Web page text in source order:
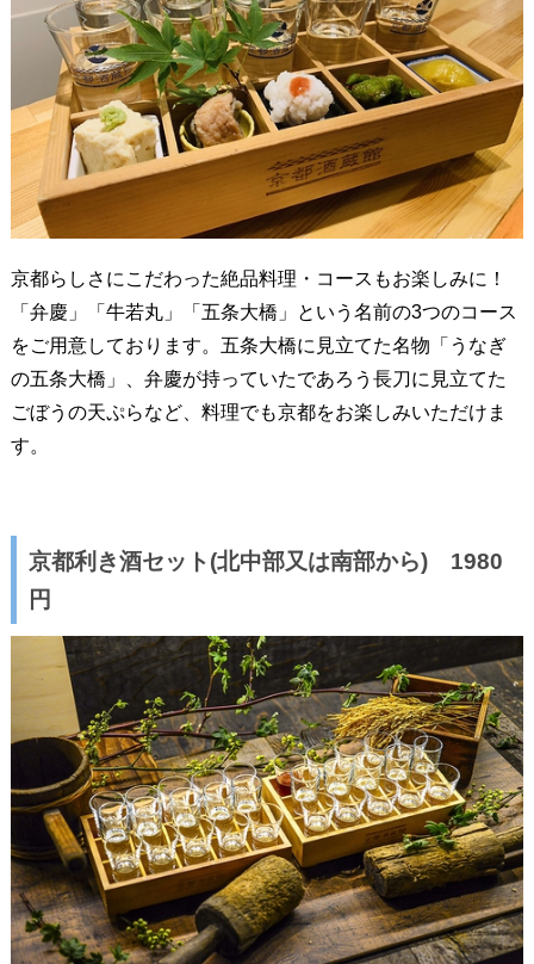
京都らしさにこだわった絶品料理・コースもお楽しみに！
「弁慶」「牛若丸」「五条大橋」という名前の3つのコース
をご用意しております。五条大橋に見立てた名物「うなぎ
の五条大橋」、弁慶が持っていたであろう長刀に見立てた
ごぼうの天ぷらなど、料理でも京都をお楽しみいただけま
す。
京都利き酒セット(北中部又は南部から) 1980
円